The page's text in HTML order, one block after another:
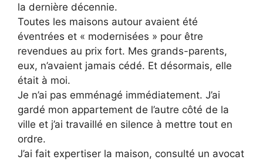
la dernière décennie.
Toutes les maisons autour avaient été
éventrées et « modernisées » pour être
revendues au prix fort. Mes grands-parents,
eux, n’avaient jamais cédé. Et désormais, elle
était à moi.
Je n’ai pas emménagé immédiatement. J’ai
gardé mon appartement de l’autre côté de la
ville et j’ai travaillé en silence à mettre tout en
ordre.
J’ai fait expertiser la maison, consulté un avocat